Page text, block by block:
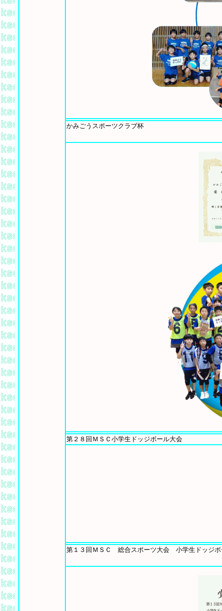
かみごうスポーツクラブ杯
第２８回ＭＳＣ小学生ドッジボール大会
第１３回ＭＳＣ 総合スポーツ大会 小学生ドッジボ